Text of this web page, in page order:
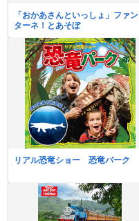
「おかあさんといっしょ」ファン
ターネ！とあそぼ
リアル恐竜ショー 恐竜パーク